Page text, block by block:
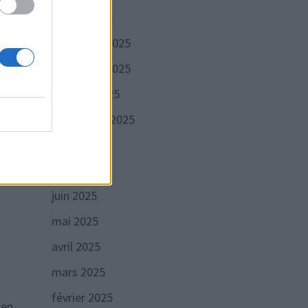
et
janvier 2026
décembre 2025
novembre 2025
octobre 2025
septembre 2025
juin 2025
mai 2025
avril 2025
mars 2025
février 2025